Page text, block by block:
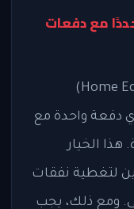
مع دفعات
يتيح قرض قيمة المنزل (Home Equity Loan)
دفعة واحدة مع
الخيار
لتغطية نفقات
ومع ذلك، يجب